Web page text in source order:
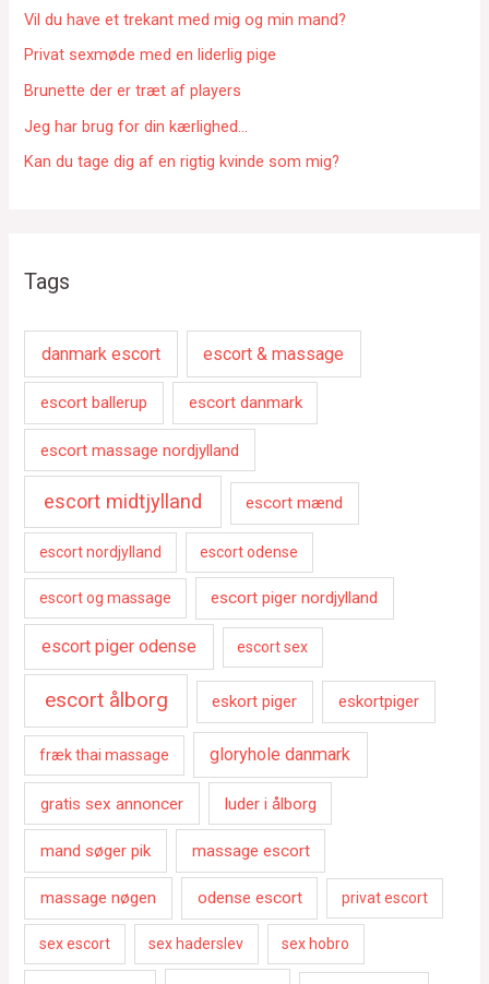
e
r
:
Vil du have et trekant med mig og min mand?
Privat sexmøde med en liderlig pige
Brunette der er træt af players
Jeg har brug for din kærlighed…
Kan du tage dig af en rigtig kvinde som mig?
Tags
danmark escort escort & massage
escort ballerup escort danmark
escort massage nordjylland
escort midtjylland escort mænd
escort nordjylland escort odense
escort og massage escort piger nordjylland
escort piger odense escort sex
escort ålborg eskort piger eskortpiger
fræk thai massage gloryhole danmark
gratis sex annoncer luder i ålborg
mand søger pik massage escort
massage nøgen odense escort privat escort
sex escort sex haderslev sex hobro